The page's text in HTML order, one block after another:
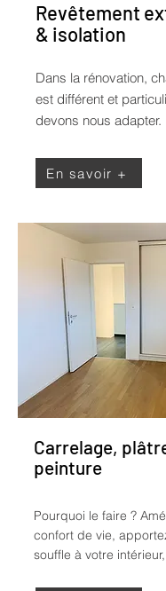
Revêtement
& isolation
Dans la rénovation,
est différent et
devons nous adapter.
En savoir +
Carrelage,
peinture
Pourquoi le faire ?
confort de vie,
souffle à votre